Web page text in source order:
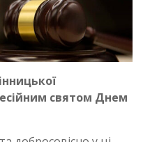
святом Днем